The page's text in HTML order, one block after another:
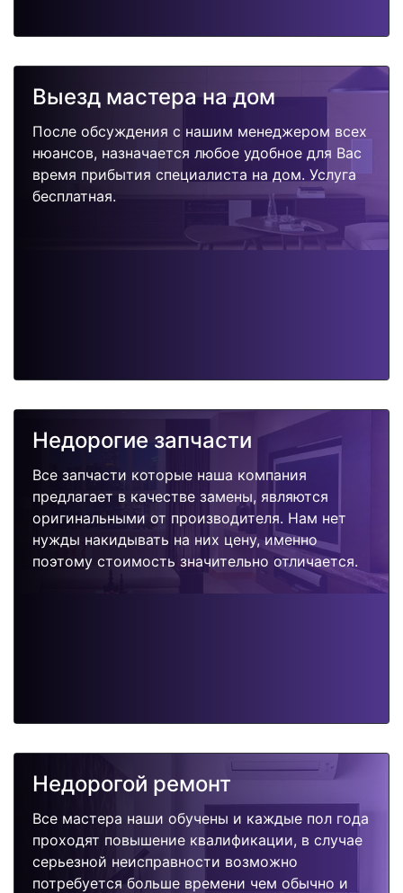
Выезд мастера на дом
После обсуждения с нашим менеджером всех
нюансов, назначается любое удобное для Вас
время прибытия специалиста на дом. Услуга
бесплатная.
Недорогие запчасти
Все запчасти которые наша компания
предлагает в качестве замены, являются
оригинальными от производителя. Нам нет
нужды накидывать на них цену, именно
поэтому стоимость значительно отличается.
Недорогой ремонт
Все мастера наши обучены и каждые пол года
проходят повышение квалификации, в случае
серьезной неисправности возможно
потребуется больше времени чем обычно и